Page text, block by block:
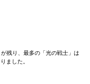
残り、最多の「光の戦士」は
ました。